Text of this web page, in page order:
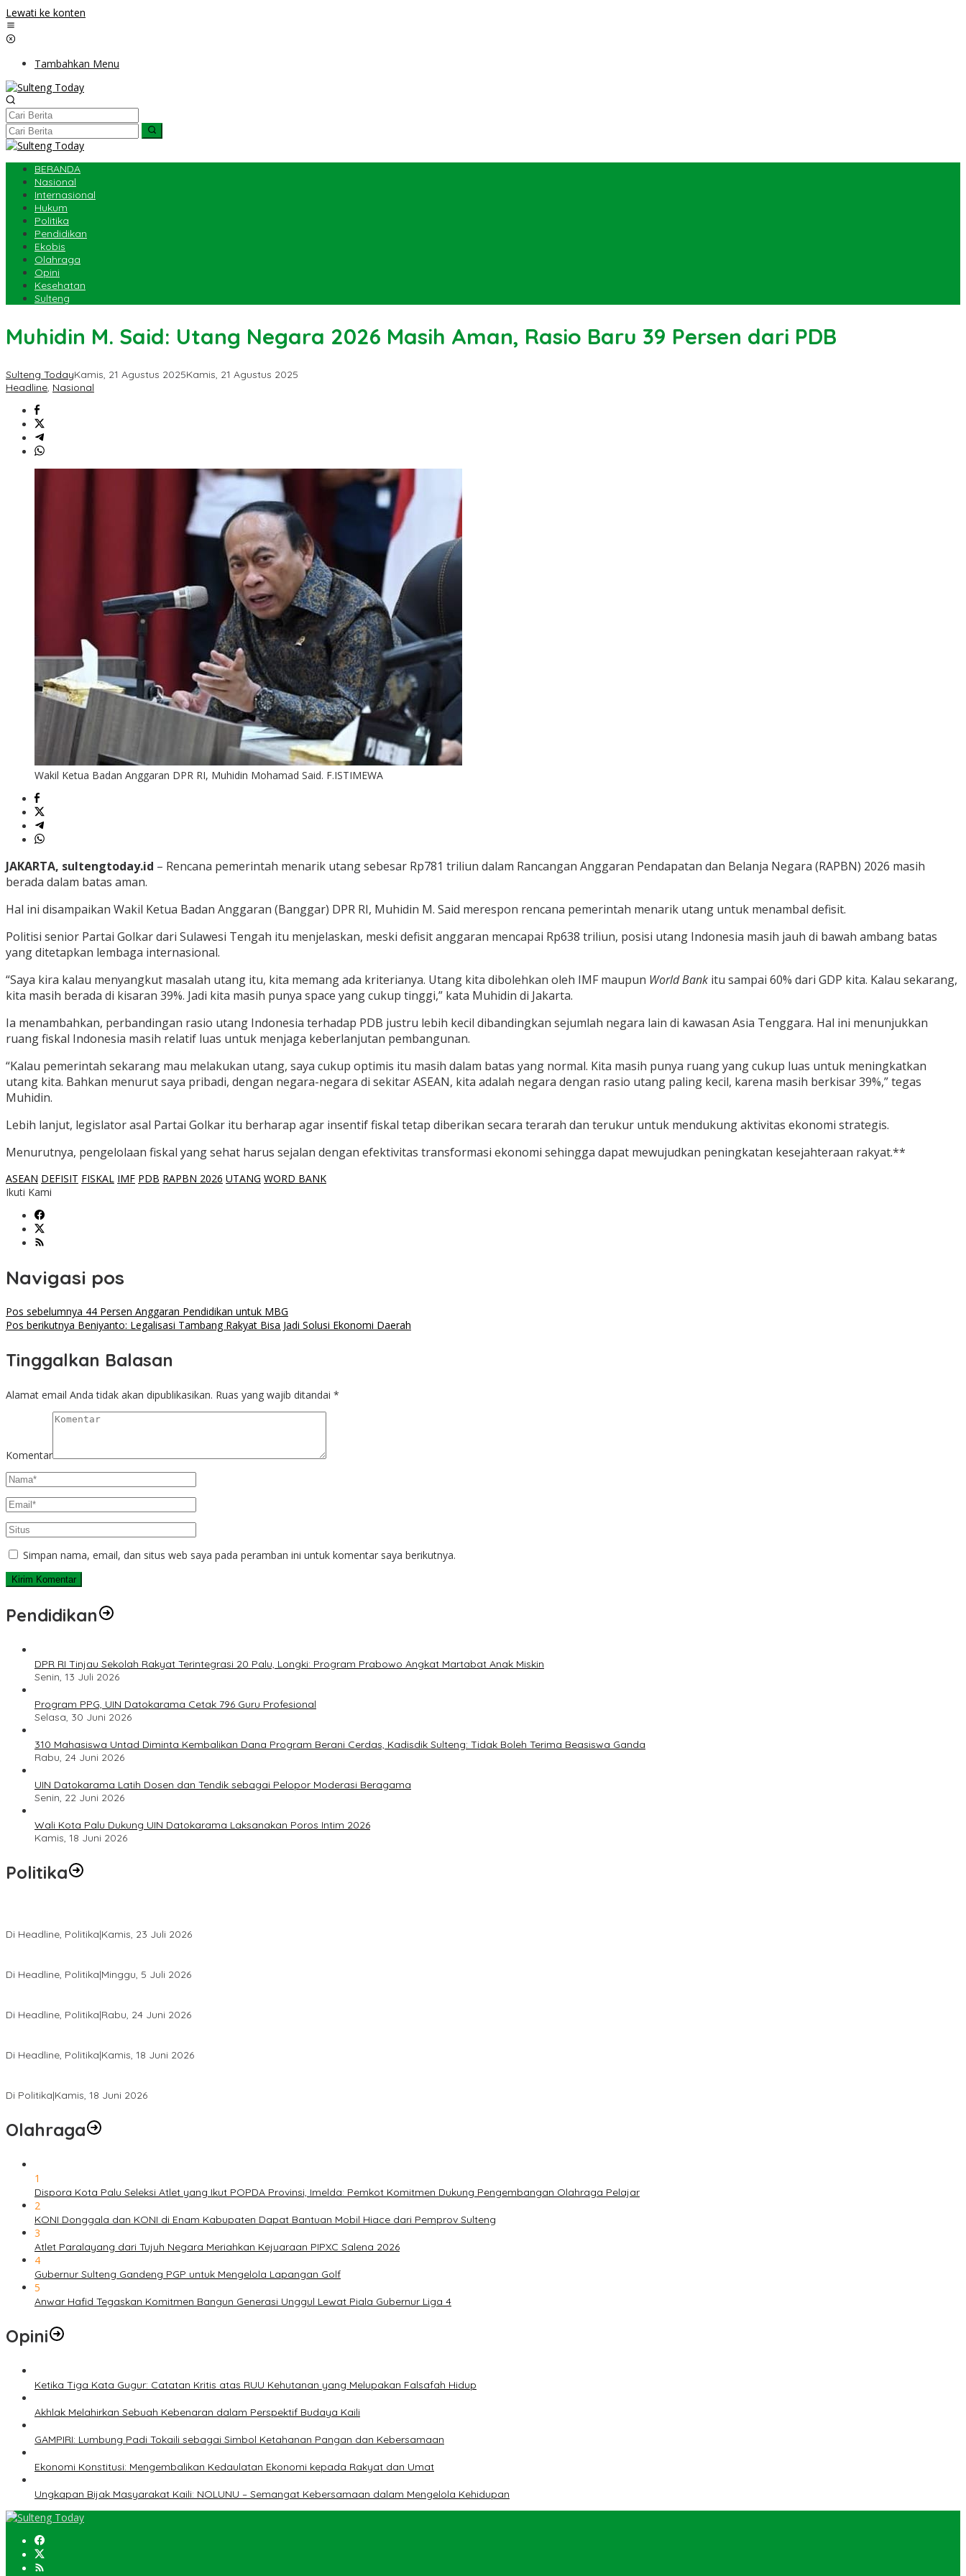
Lewati ke konten
Tambahkan Menu
BERANDA
Nasional
Internasional
Hukum
Politika
Pendidikan
Ekobis
Olahraga
Opini
Kesehatan
Sulteng
Muhidin M. Said: Utang Negara 2026 Masih Aman, Rasio Baru 39 Persen dari PDB
Sulteng TodayKamis, 21 Agustus 2025Kamis, 21 Agustus 2025
Headline, Nasional
Wakil Ketua Badan Anggaran DPR RI, Muhidin Mohamad Said. F.ISTIMEWA
JAKARTA, sultengtoday.id – Rencana pemerintah menarik utang sebesar Rp781 triliun dalam Rancangan Anggaran Pendapatan dan Belanja Negara (RAPBN) 2026 masih
berada dalam batas aman.
Hal ini disampaikan Wakil Ketua Badan Anggaran (Banggar) DPR RI, Muhidin M. Said merespon rencana pemerintah menarik utang untuk menambal defisit.
Politisi senior Partai Golkar dari Sulawesi Tengah itu menjelaskan, meski defisit anggaran mencapai Rp638 triliun, posisi utang Indonesia masih jauh di bawah ambang batas
yang ditetapkan lembaga internasional.
“Saya kira kalau menyangkut masalah utang itu, kita memang ada kriterianya. Utang kita dibolehkan oleh IMF maupun World Bank itu sampai 60% dari GDP kita. Kalau sekarang,
kita masih berada di kisaran 39%. Jadi kita masih punya space yang cukup tinggi,” kata Muhidin di Jakarta.
Ia menambahkan, perbandingan rasio utang Indonesia terhadap PDB justru lebih kecil dibandingkan sejumlah negara lain di kawasan Asia Tenggara. Hal ini menunjukkan
ruang fiskal Indonesia masih relatif luas untuk menjaga keberlanjutan pembangunan.
“Kalau pemerintah sekarang mau melakukan utang, saya cukup optimis itu masih dalam batas yang normal. Kita masih punya ruang yang cukup luas untuk meningkatkan
utang kita. Bahkan menurut saya pribadi, dengan negara-negara di sekitar ASEAN, kita adalah negara dengan rasio utang paling kecil, karena masih berkisar 39%,” tegas
Muhidin.
Lebih lanjut, legislator asal Partai Golkar itu berharap agar insentif fiskal tetap diberikan secara terarah dan terukur untuk mendukung aktivitas ekonomi strategis.
Menurutnya, pengelolaan fiskal yang sehat harus sejalan dengan efektivitas transformasi ekonomi sehingga dapat mewujudkan peningkatan kesejahteraan rakyat.**
ASEAN DEFISIT FISKAL IMF PDB RAPBN 2026 UTANG WORD BANK
Ikuti Kami
Navigasi pos
Pos sebelumnya 44 Persen Anggaran Pendidikan untuk MBG
Pos berikutnya Beniyanto: Legalisasi Tambang Rakyat Bisa Jadi Solusi Ekonomi Daerah
Tinggalkan Balasan
Alamat email Anda tidak akan dipublikasikan. Ruas yang wajib ditandai *
Komentar
Simpan nama, email, dan situs web saya pada peramban ini untuk komentar saya berikutnya.
Pendidikan
DPR RI Tinjau Sekolah Rakyat Terintegrasi 20 Palu, Longki: Program Prabowo Angkat Martabat Anak Miskin
Senin, 13 Juli 2026
Program PPG, UIN Datokarama Cetak 796 Guru Profesional
Selasa, 30 Juni 2026
310 Mahasiswa Untad Diminta Kembalikan Dana Program Berani Cerdas, Kadisdik Sulteng: Tidak Boleh Terima Beasiswa Ganda
Rabu, 24 Juni 2026
UIN Datokarama Latih Dosen dan Tendik sebagai Pelopor Moderasi Beragama
Senin, 22 Juni 2026
Wali Kota Palu Dukung UIN Datokarama Laksanakan Poros Intim 2026
Kamis, 18 Juni 2026
Politika
Di Headline, Politika|Kamis, 23 Juli 2026
Di Headline, Politika|Minggu, 5 Juli 2026
Di Headline, Politika|Rabu, 24 Juni 2026
Di Headline, Politika|Kamis, 18 Juni 2026
Di Politika|Kamis, 18 Juni 2026
Olahraga
1
Dispora Kota Palu Seleksi Atlet yang Ikut POPDA Provinsi, Imelda: Pemkot Komitmen Dukung Pengembangan Olahraga Pelajar
2
KONI Donggala dan KONI di Enam Kabupaten Dapat Bantuan Mobil Hiace dari Pemprov Sulteng
3
Atlet Paralayang dari Tujuh Negara Meriahkan Kejuaraan PIPXC Salena 2026
4
Gubernur Sulteng Gandeng PGP untuk Mengelola Lapangan Golf
5
Anwar Hafid Tegaskan Komitmen Bangun Generasi Unggul Lewat Piala Gubernur Liga 4
Opini
Ketika Tiga Kata Gugur: Catatan Kritis atas RUU Kehutanan yang Melupakan Falsafah Hidup
Akhlak Melahirkan Sebuah Kebenaran dalam Perspektif Budaya Kaili
GAMPIRI: Lumbung Padi Tokaili sebagai Simbol Ketahanan Pangan dan Kebersamaan
Ekonomi Konstitusi: Mengembalikan Kedaulatan Ekonomi kepada Rakyat dan Umat
Ungkapan Bijak Masyarakat Kaili: NOLUNU – Semangat Kebersamaan dalam Mengelola Kehidupan